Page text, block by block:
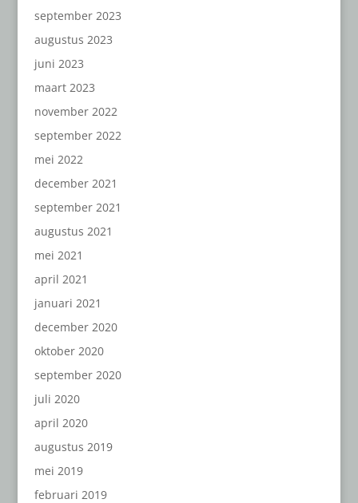
september 2023
augustus 2023
juni 2023
maart 2023
november 2022
september 2022
mei 2022
december 2021
september 2021
augustus 2021
mei 2021
april 2021
januari 2021
december 2020
oktober 2020
september 2020
juli 2020
april 2020
augustus 2019
mei 2019
februari 2019